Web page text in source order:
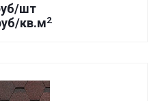
/шт
кв.м2